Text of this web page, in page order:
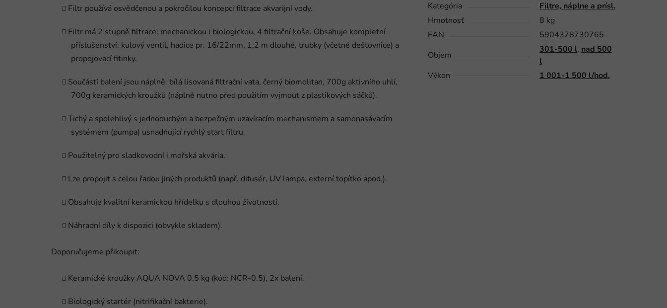
Filtr používá osvědčenou a pokročilou koncepci filtrace akvarijní vody.
Filtr má 2 stupně filtrace: mechanickou i biologickou, 4 filtrační koše. Obsahuje kompletní
příslušenství: kulový ventil, hadice pr. 16/22mm, 1,2 m dlouhé, trubky (včetně dešťovnice) a
propojovací fitinky.
Součástí balení jsou náplně: bílá lisovaná filtrační vata, černý biomolitan, 700g aktivního uhlí,
700g keramických kroužků (náplně nutno před použitím vyjmout z plastikových sáčků).
Tichý a spolehlivý s jednoduchým a bezpečným uzavíracím mechanismem a samonasávacím
systémem (pumpa) usnadňující rychlý start filtru.
Použitelný pro sladkovodní i mořská akvária.
Lze propojit s celou řadou jiných produktů (např. difusér, UV lampa, externí topítko apod.).
Obsahuje kvalitní keramickou hřídelku s dlouhou životností.
Náhradní díly k dispozici (obvykle skladem).
Doporučujeme přikoupit:
Keramické kroužky AQUA NOVA 0,5 kg (kód: NCR-0.5), 2x balení.
Biologický startér (nitrifikační bakterie).
Kategória
Filtre, náplne a prísl.
Hmotnosť
8 kg
EAN
5904378730765
Objem
301-500 l, nad 500
l
Výkon
1 001-1 500 l/hod.